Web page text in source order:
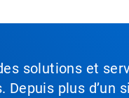
solutions et
plus